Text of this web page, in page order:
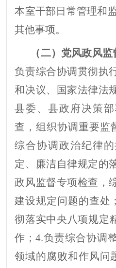
本室干部日常管理和
其他事项。
（二） 党风政风监
负责综合协调贯彻执
和决议、国家法律法
县委、县政府决策
查，组织协调重要监
综合协调政治纪律
定、廉洁自律规定的
政风监督专项检查，
建设规定问题的查处；
彻落实中央八项规定
作；4.负责综合协调
领域的腐败和作风问